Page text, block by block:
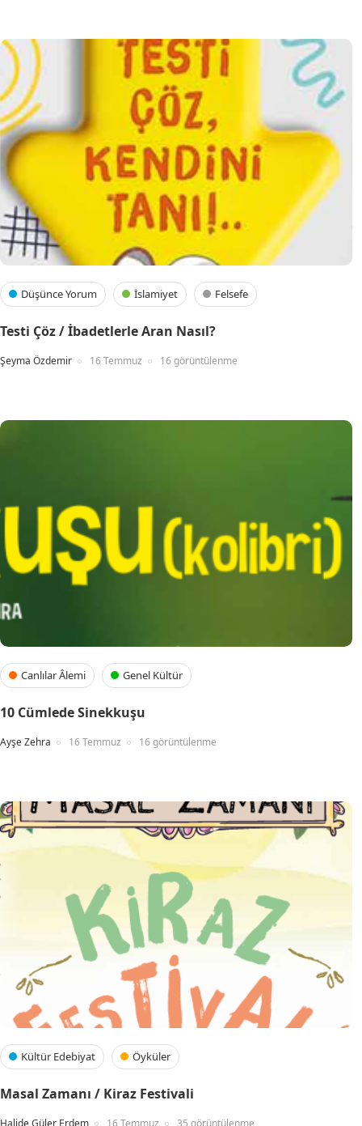
Düşünce Yorum İslamiyet Felsefe
Testi Çöz / İbadetlerle Aran Nasıl?
Şeyma Özdemir 16 Temmuz 16 görüntülenme
Canlılar Âlemi Genel Kültür
10 Cümlede Sinekkuşu
Ayşe Zehra 16 Temmuz 16 görüntülenme
Kültür Edebiyat Öyküler
Masal Zamanı / Kiraz Festivali
Halide Güler Erdem 16 Temmuz 35 görüntülenme